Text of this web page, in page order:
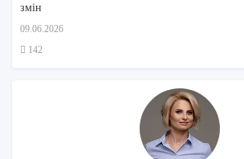
змін
09.06.2026
142